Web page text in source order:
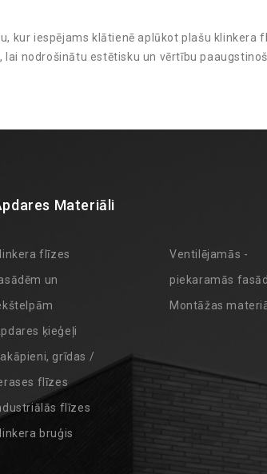
kur iespējams klātienē aplūkot plašu klinkera
nodrošinātu estētisku un vērtību
Materiāli
flīzes
un
ķieģeļi
grīdas /
flīzes
flīzes
bruģis
Ventilējamās -
piekaramās
Montāžas